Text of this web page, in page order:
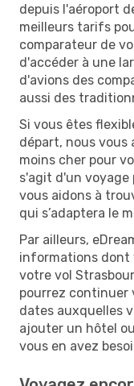
depuis l'aéroport
meilleurs tarifs
comparateur de
d'accéder à une
d'avions des
aussi des
Si vous êtes
départ, nous vous
moins cher pour
s'agit d'un voyage
vous aidons à
qui s’adaptera le
Par ailleurs,
informations dont
votre vol
pourrez continuer
dates auxquelles
ajouter un hôtel
vous en avez